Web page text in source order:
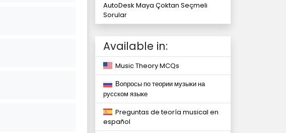
AutoDesk Maya Çoktan Seçmeli
Sorular
Available in:
Music Theory MCQs
Вопросы по теории музыки на
русском языке
Preguntas de teoría musical en
español